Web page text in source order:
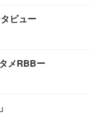
ビュー
メRBBー